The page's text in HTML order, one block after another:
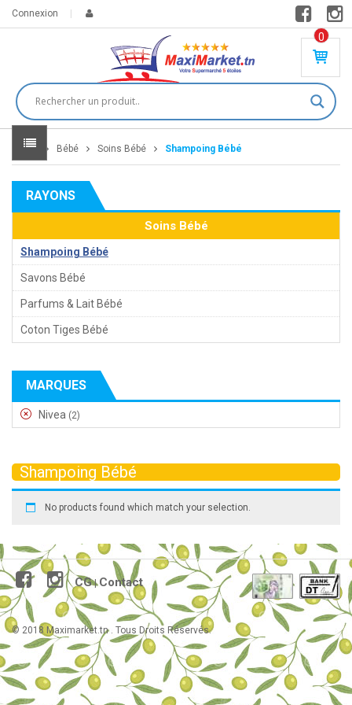
Connexion
0
PR
DU
IT(
S)
DT
Home Bébé Soins Bébé Shampoing Bébé
RAYONS
Soins Bébé
Shampoing Bébé
Savons Bébé
Parfums & Lait Bébé
Coton Tiges Bébé
MARQUES
Nivea (2)
Shampoing Bébé
No products found which match your selection.
CG|Contact
© 2018 Maximarket.tn . Tous Droits Réservés.